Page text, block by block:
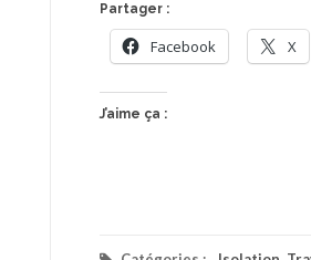
Partager :
Facebook X
J’aime ça :